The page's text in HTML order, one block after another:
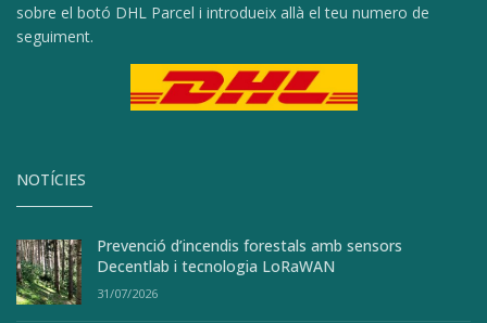
sobre el botó DHL Parcel i introdueix allà el teu numero de
seguiment.
NOTÍCIES
Prevenció d’incendis forestals amb sensors
Decentlab i tecnologia LoRaWAN
31/07/2026